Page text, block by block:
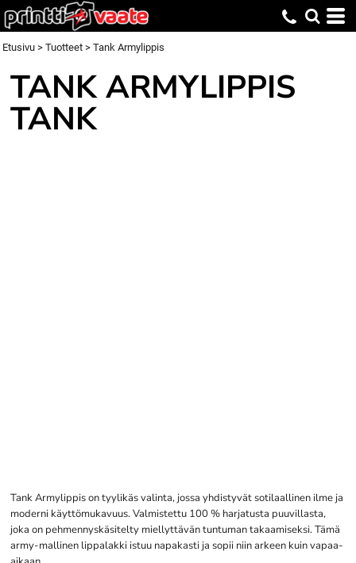
Etusivu > Tuotteet > Tank Armylippis
TANK ARMYLIPPIS
TANK
Tank Armylippis on tyylikäs valinta, jossa yhdistyvät sotilaallinen ilme ja
moderni käyttömukavuus. Valmistettu 100 % harjatusta puuvillasta,
joka on pehmennyskäsitelty miellyttävän tuntuman takaamiseksi. Tämä
army-mallinen lippalakki istuu napakasti ja sopii niin arkeen kuin vapaa-